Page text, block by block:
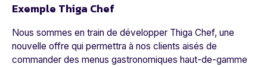
Exemple Thiga Chef
Nous sommes en train de développer Thiga Chef, une
nouvelle offre qui permettra à nos clients aisés de
commander des menus gastronomiques haut-de-gamme